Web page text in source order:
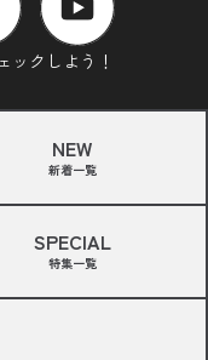
ックしよう！
NEW
新着一覧
SPECIAL
特集一覧